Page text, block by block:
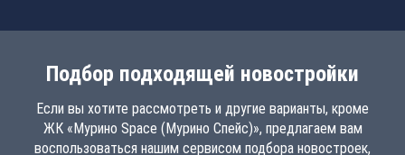
Подбор подходящей новостройки
Если вы хотите рассмотреть и другие варианты, кроме
ЖК «Мурино Space (Мурино Спейс)», предлагаем вам
воспользоваться нашим сервисом подбора новостроек,